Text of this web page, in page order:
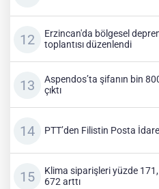
Erzincan'da bölgesel
toplantısı düzenlendi
Aspendos’ta şifanın bin
çıktı
PTT’den Filistin Posta
Klima siparişleri yüzde
672 arttı